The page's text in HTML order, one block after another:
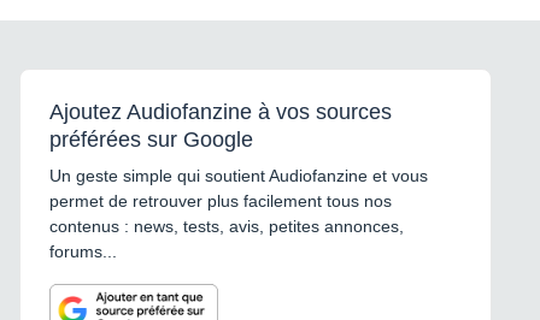
Ajoutez Audiofanzine à vos sources
préférées sur Google
Un geste simple qui soutient Audiofanzine et vous
permet de retrouver plus facilement tous nos
contenus : news, tests, avis, petites annonces,
forums...